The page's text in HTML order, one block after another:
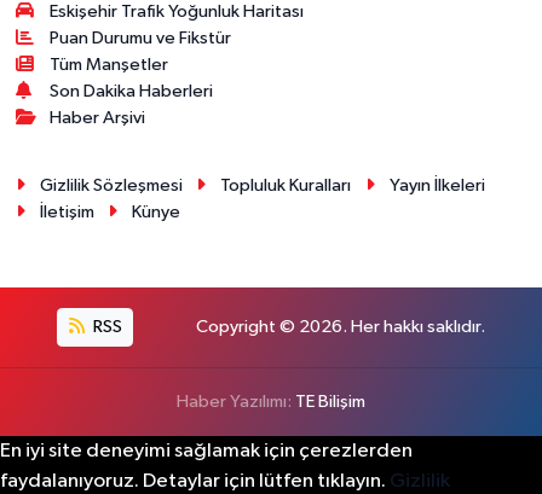
Eskişehir Trafik Yoğunluk Haritası
Puan Durumu ve Fikstür
Tüm Manşetler
Son Dakika Haberleri
Haber Arşivi
Gizlilik Sözleşmesi Topluluk Kuralları
Yayın İlkeleri
İletişim
Künye
RSS Copyright © 2026. Her hakkı saklıdır.
Haber Yazılımı: TE Bilişim
En iyi site deneyimi sağlamak için çerezlerden
faydalanıyoruz. Detaylar için lütfen tıklayın. Gizlilik